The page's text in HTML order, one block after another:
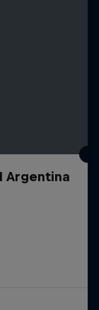
Argentina